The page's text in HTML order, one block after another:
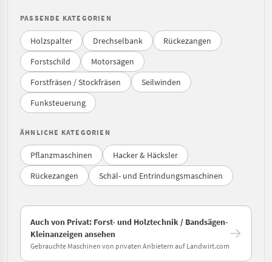
PASSENDE KATEGORIEN
Holzspalter Drechselbank
Rückezangen
Forstschild
Motorsägen
Forstfräsen / Stockfräsen
Seilwinden
Funksteuerung
ÄHNLICHE KATEGORIEN
Pflanzmaschinen
Hacker & Häcksler
Rückezangen
Schäl- und Entrindungsmaschinen
Auch von Privat: Forst- und Holztechnik / Bandsägen-
Kleinanzeigen ansehen
Gebrauchte Maschinen von privaten Anbietern auf Landwirt.com